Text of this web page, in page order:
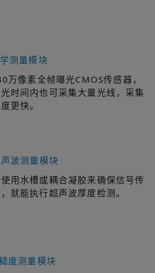
测量模块
万像素全帧曝光CMOS传感器，
时间内也可采集大量光线，采集
更快。
波测量模块
用水槽或耦合凝胶来确保信号传
就能执行超声波厚度检测。
度测量模块